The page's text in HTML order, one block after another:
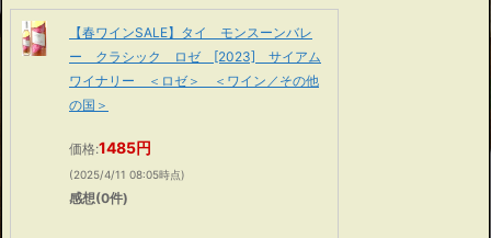
【春ワインSALE】タイ モンスーンバレ
ー クラシック ロゼ [2023] サイアム
ワイナリー ＜ロゼ＞ ＜ワイン／その他
の国＞
価格:1485円
(2025/4/11 08:05時点)
感想(0件)